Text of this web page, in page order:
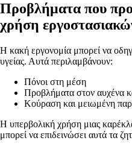
Προβλήματα που
χρήση
Η κακή εργονομία μπορεί να
υγείας. Αυτά περιλαμβάνουν:
Πόνοι στη μέση
Προβλήματα στον αυχένα
Κούραση και μειωμένη
Η υπερβολική χρήση μιας
μπορεί να επιδεινώσει αυτά τα